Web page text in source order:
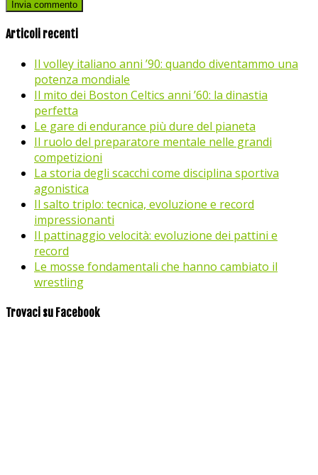
Articoli recenti
Il volley italiano anni ’90: quando diventammo una
potenza mondiale
Il mito dei Boston Celtics anni ’60: la dinastia
perfetta
Le gare di endurance più dure del pianeta
Il ruolo del preparatore mentale nelle grandi
competizioni
La storia degli scacchi come disciplina sportiva
agonistica
Il salto triplo: tecnica, evoluzione e record
impressionanti
Il pattinaggio velocità: evoluzione dei pattini e
record
Le mosse fondamentali che hanno cambiato il
wrestling
Trovaci su Facebook